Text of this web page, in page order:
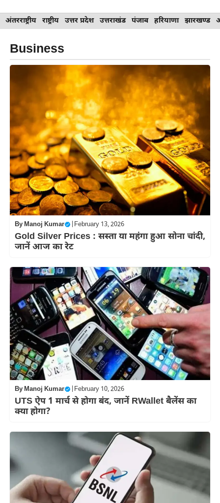
Skip
to
content
अंतरराष्ट्रीय राष्ट्रीय उत्तर प्रदेश उत्तराखंड पंजाब हरियाणा झारखण्ड
Business
ByManoj Kumar February 13, 2026
Gold Silver Prices : सस्‍ता या महंगा हुआ सोना चांदी,
जानें आज का रेट
ByManoj Kumar February 10, 2026
UTS ऐप 1 मार्च से होगा बंद, जानें RWallet बैलेंस का
क्या होगा?